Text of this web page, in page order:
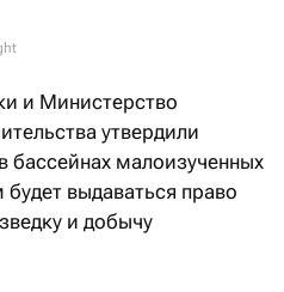
и Министерство
утвердили
бассейнах малоизученных
выдаваться право
и добычу